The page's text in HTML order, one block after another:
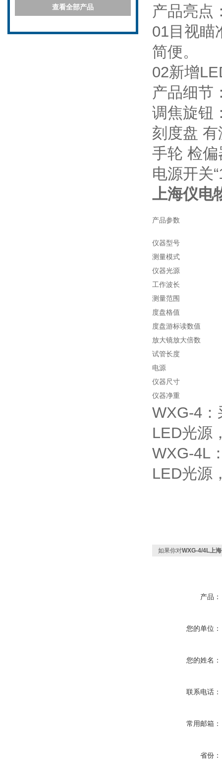
查看全部产品
产品亮点
01目视瞄
简便。
02新增
产品细节
调焦旋钮
刻度盘
手轮 检
电源开关
上海仪电
产品参数
仪器型号
测量模式
仪器光源
工作波长
测量范围
度盘格值
度盘游标读数值
放大镜放大倍数
试管长度
电源
仪器尺寸
仪器净重
‌‌WXG-4‌
LED光源
‌WXG-4L‌
LED光源
如果你对WXG-4/4L上
产品：
您的单位：
您的姓名：
联系电话：
常用邮箱：
省份：